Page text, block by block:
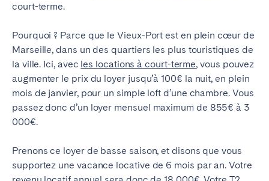
court-terme.
Pourquoi ? Parce que le Vieux-Port est en plein cœur de
Marseille, dans un des quartiers les plus touristiques de
la ville. Ici, avec les locations à court-terme, vous pouvez
augmenter le prix du loyer jusqu’à 100€ la nuit, en plein
mois de janvier, pour un simple loft d’une chambre. Vous
passez donc d’un loyer mensuel maximum de 855€ à 3
000€.
Prenons ce loyer de basse saison, et disons que vous
supportez une vacance locative de 6 mois par an. Votre